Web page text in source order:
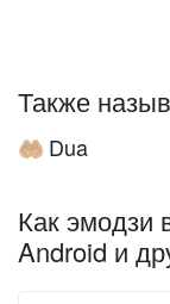
Также
🤲🏼 Dua
Как эмодзи
Android и